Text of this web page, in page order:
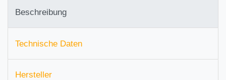
Beschreibung
Technische Daten
Hersteller